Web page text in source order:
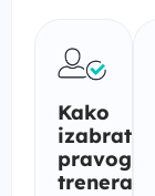
Kako
izabrati
pravog
trenera?